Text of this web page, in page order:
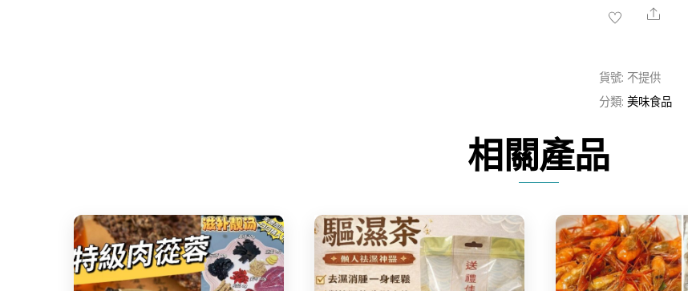
意
量
Share
貨號: 不提供
分類:美味食品
相關產品